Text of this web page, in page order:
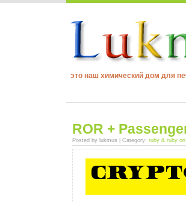
это наш химический дом для
ROR +
Posted by lukmus | Category: ruby & ruby